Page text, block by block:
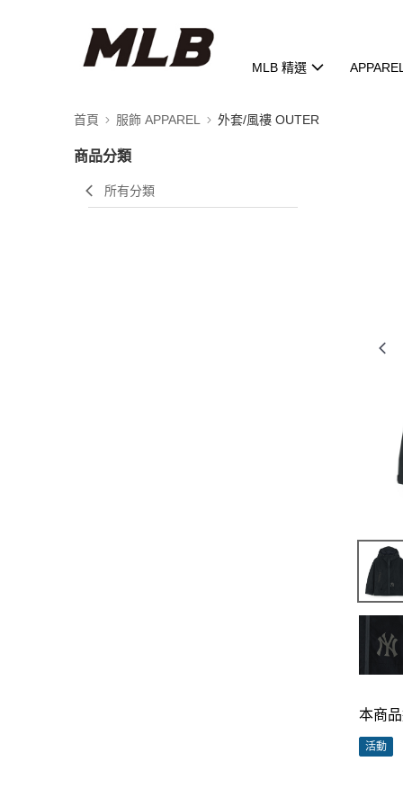
MLB 精選
首頁 服飾 APPAREL 外套/風褸 OUTER
商品分類
所有分類
本商
活動